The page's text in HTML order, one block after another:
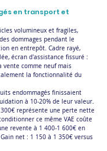
en transport et
volumineux et fragiles,
dommages pendant le
en entrepôt. Cadre rayé,
écran d'assistance fissuré :
vente comme neuf mais
la fonctionnalité du
endommagés finissaient
à 10-20% de leur valeur.
300€ représente une perte nette
ce même VAE coûte
revente à 1 400-1 600€ en
net : 1 150 à 1 350€ versus